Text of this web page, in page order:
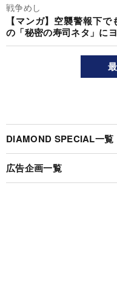
戦争めし
【マンガ】空襲警報下
の「秘密の寿司ネタ」に
DIAMOND SPECIAL一覧
広告企画一覧